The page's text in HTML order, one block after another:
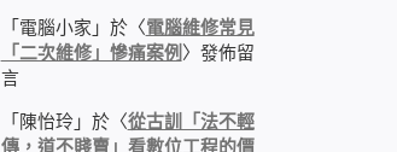
「電腦小家 」於〈電腦維修常見
「二次維修」慘痛案例〉發佈留
言
「陳怡玲」於〈從古訓「法不輕
傳，道不賤賣」看數位工程的價